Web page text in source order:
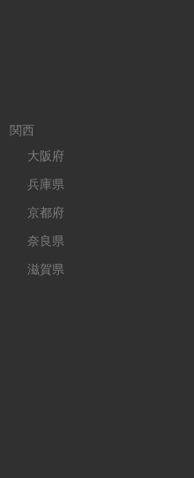
関西
大阪府
兵庫県
京都府
奈良県
滋賀県